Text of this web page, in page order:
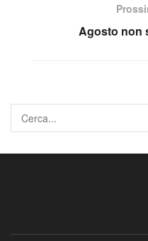
Agosto non